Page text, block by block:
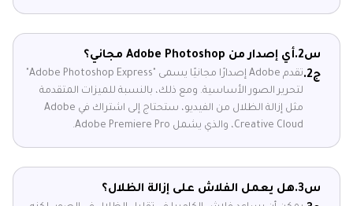
س2.
أي إصدار من Adobe Photoshop مجاني؟
ج2.
لتحرير الصور الأساسية. ومع ذلك، بالنسبة للميزات المتقدمة
مثل إزالة الظلال من الفيديو، ستحتاج إلى اشتراك في Adobe
Creative Cloud، والذي يشمل Adobe Premiere Pro.
س3.
هل يعمل الفلاش على إزالة الظلال؟